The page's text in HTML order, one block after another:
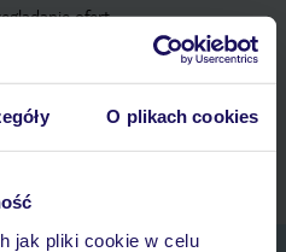
O plikach cookies
jak pliki cookie w celu
ofert
ich udostępniania